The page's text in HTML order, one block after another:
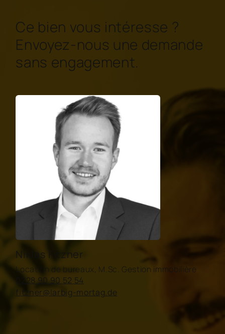
Ce bien vous intéresse ?
Envoyez-nous une demande
sans engagement.
Niklas Fitzner
Location de bureaux, M.Sc. Gestion immobilière
0228 90 90 52 54
fitzner@larbig-mortag.de